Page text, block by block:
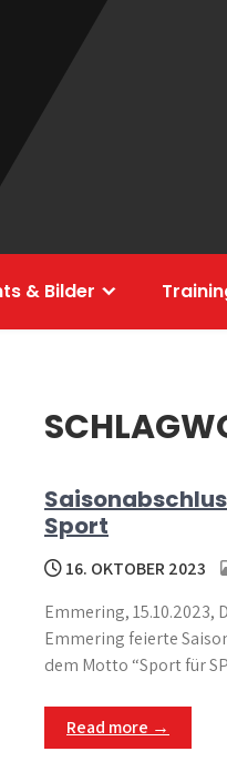
& Bilder
Sport
16. OKTOBER 2023
Emmering, 15.10.2023,
Emmering feierte
dem Motto “Sport für
Read more →